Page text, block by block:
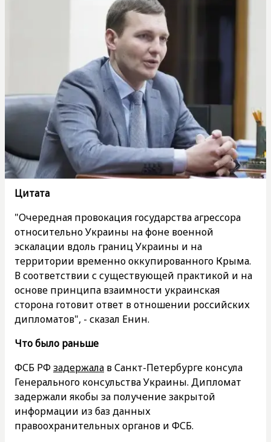
Цитата
"Очередная провокация государства агрессора
относительно Украины на фоне военной
эскалации вдоль границ Украины и на
территории временно оккупированного Крыма.
В соответствии с существующей практикой и на
основе принципа взаимности украинская
сторона готовит ответ в отношении российских
дипломатов", - сказал Енин.
Что было раньше
ФСБ РФзадержала в Санкт-Петербурге консула
Генерального консульства Украины. Дипломат
задержали якобы за получение закрытой
информации из баз данных
правоохранительных органов и ФСБ.